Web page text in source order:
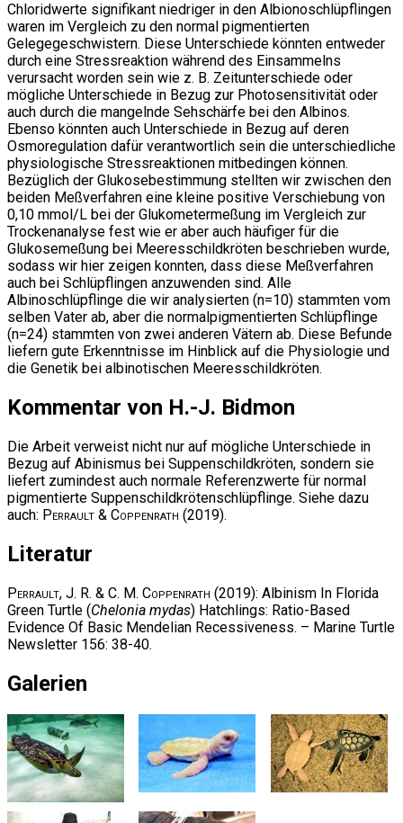
Chloridwerte signifikant niedriger in den Albionoschlüpflingen
waren im Vergleich zu den normal pigmentierten
Gelegegeschwistern. Diese Unterschiede könnten entweder
durch eine Stressreaktion während des Einsammelns
verursacht worden sein wie z. B. Zeitunterschiede oder
mögliche Unterschiede in Bezug zur Photosensitivität oder
auch durch die mangelnde Sehschärfe bei den Albinos.
Ebenso könnten auch Unterschiede in Bezug auf deren
Osmoregulation dafür verantwortlich sein die unterschiedliche
physiologische Stressreaktionen mitbedingen können.
Bezüglich der Glukosebestimmung stellten wir zwischen den
beiden Meßverfahren eine kleine positive Verschiebung von
0,10 mmol/L bei der Glukometermeßung im Vergleich zur
Trockenanalyse fest wie er aber auch häufiger für die
Glukosemeßung bei Meeresschildkröten beschrieben wurde,
sodass wir hier zeigen konnten, dass diese Meßverfahren
auch bei Schlüpflingen anzuwenden sind. Alle
Albinoschlüpflinge die wir analysierten (n=10) stammten vom
selben Vater ab, aber die normalpigmentierten Schlüpflinge
(n=24) stammten von zwei anderen Vätern ab. Diese Befunde
liefern gute Erkenntnisse im Hinblick auf die Physiologie und
die Genetik bei albinotischen Meeresschildkröten.
Kommentar von H.-J. Bidmon
Die Arbeit verweist nicht nur auf mögliche Unterschiede in
Bezug auf Abinismus bei Suppenschildkröten, sondern sie
liefert zumindest auch normale Referenzwerte für normal
pigmentierte Suppenschildkrötenschlüpflinge. Siehe dazu
auch: Perrault & Coppenrath (2019).
Literatur
Perrault, J. R. & C. M. Coppenrath (2019): Albinism In Florida
Green Turtle (Chelonia mydas) Hatchlings: Ratio-Based
Evidence Of Basic Mendelian Recessiveness. – Marine Turtle
Newsletter 156: 38-40.
Galerien